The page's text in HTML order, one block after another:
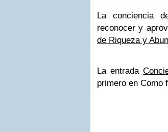
La conciencia
reconocer y
de Riqueza y
La entrada
primero en Como